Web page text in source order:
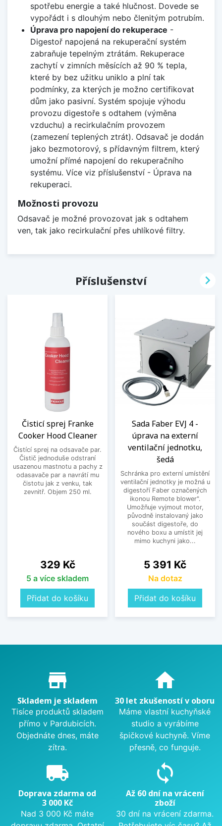
spotřebu energie a také hlučnost. Dovede se
vypořádt i s dlouhým nebo členitým potrubím.
Úprava pro napojení do rekuperace -
Digestoř napojená na rekuperační systém
zabraňuje tepelným ztrátám. Rekuperace
zachytí v zimních měsících až 90 % tepla,
které by bez užitku uniklo a plní tak
podmínky, za kterých je možno certifikovat
dům jako pasivní. Systém spojuje výhodu
provozu digestoře s odtahem (výměna
vzduchu) a recirkulačním provozem
(zamezení teplených ztrát). Odsavač je dodán
jako bezmotorový, s přídavným filtrem, který
umožní přímé napojení do rekuperačního
systému. Více viz příslušenství - Úprava na
rekuperaci.
Možnosti provozu
Odsavač je možné provozovat jak s odtahem
ven, tak jako recirkulační přes uhlíkové filtry.
Příslušenství
Čisticí sprej Franke
Cooker Hood Cleaner
Čistící sprej na odsavače par.
Čistič jednoduše odstraní
usazenou mastnotu a pachy z
odasavače par a navrátí mu
čistotu jak z venku, tak
zevnitř. Objem 250 ml.
Cena
329 Kč
5 a více skladem
Přidat do košíku
Sada Faber EVJ 4 -
úprava na externí
ventilační jednotku,
šedá
Schránka pro externí umístění
ventilační jednotky je možná u
digestoří Faber označených
ikonou Remote blower".
Umožňuje vyjmout motor,
původně instalovaný jako
součást digestoře, do
nového boxu a umístit jej
mimo kuchyni jako...
Cena
5 391 Kč
Na dotaz
Přidat do košíku

Proč nakupovat u nás?
store_mall_directory
Skladem je skladem
Tisíce produktů skladem
přímo v Pardubicích.
Objednáte dnes, máte
zítra.
home
30 let zkušeností v oboru
Máme vlastní kuchyňské
studio a vyrábíme
špičkové kuchyně. Víme
přesně, co funguje.
local_shipping
Doprava zdarma od
3 000 Kč
Nad 3 000 Kč máte
sync
Až 60 dní na vrácení
zboží
30 dní na vrácení zdarma.